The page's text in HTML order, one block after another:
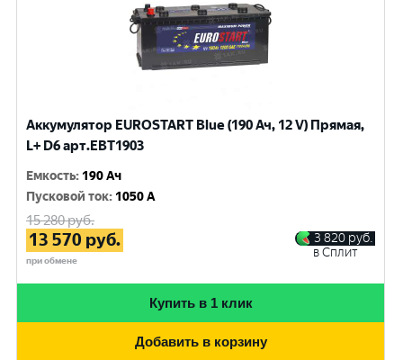
Аккумулятор EUROSTART Blue (190 Ач, 12 V) Прямая,
L+ D6 арт.EBT1903
Емкость: 190 Ач
Пусковой ток: 1050 A
15 280руб.
13 570 руб.
при обмене
3 820 руб.
в Сплит
Купить в 1 клик
Добавить в корзину